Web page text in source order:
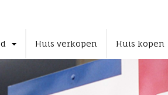
Huis verkopen Huis kopen